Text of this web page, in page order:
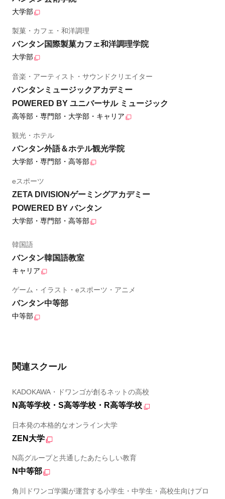
大学部
製菓・カフェ・和洋調理
バンタン国際製菓カフェ和洋調理学院
大学部
音楽・アーティスト・サウンドクリエイター
バンタンミュージックアカデミー
POWERED BY ユニバーサル ミュージック
高等部・専門部・大学部・キャリア
観光・ホテル
バンタン外語＆ホテル観光学院
大学部・専門部・高等部
eスポーツ
ZETA DIVISIONゲーミングアカデミー
POWERED BY バンタン
大学部・専門部・高等部
韓国語
バンタン韓国語教室
キャリア
ゲーム・イラスト・eスポーツ・アニメ
バンタン中等部
中等部
関連スクール
KADOKAWA・ドワンゴが創るネットの高校
N高等学校・S高等学校・R高等学校
日本発の本格的なオンライン大学
ZEN大学
N高グループと共通したあたらしい教育
N中等部
角川ドワンゴ学園が運営する小学生・中学生・高校生向けプロ